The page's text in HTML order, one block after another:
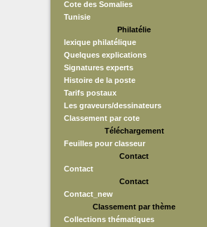
Cote des Somalies
Tunisie
Philatélie
lexique philatélique
Quelques explications
Signatures experts
Histoire de la poste
Tarifs postaux
Les graveurs/dessinateurs
Classement par cote
Téléchargement
Feuilles pour classeur
Contact
Contact
Contact
Contact_new
Classement par thème
Collections thématiques